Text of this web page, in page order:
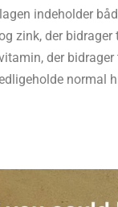
indeholder
zink, der
der
normal